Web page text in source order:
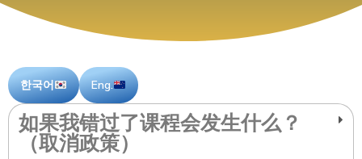
한국어 Eng.
如果我错过了课程会发生什么？
（取消政策）